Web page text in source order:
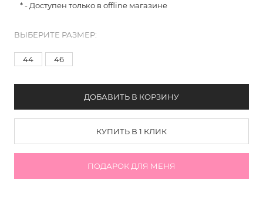
* - Доступен только в offline магазине
ВЫБЕРИТЕ РАЗМЕР:
44 46
ДОБАВИТЬ В КОРЗИНУ
КУПИТЬ В 1 КЛИК
ПОДАРОК ДЛЯ МЕНЯ